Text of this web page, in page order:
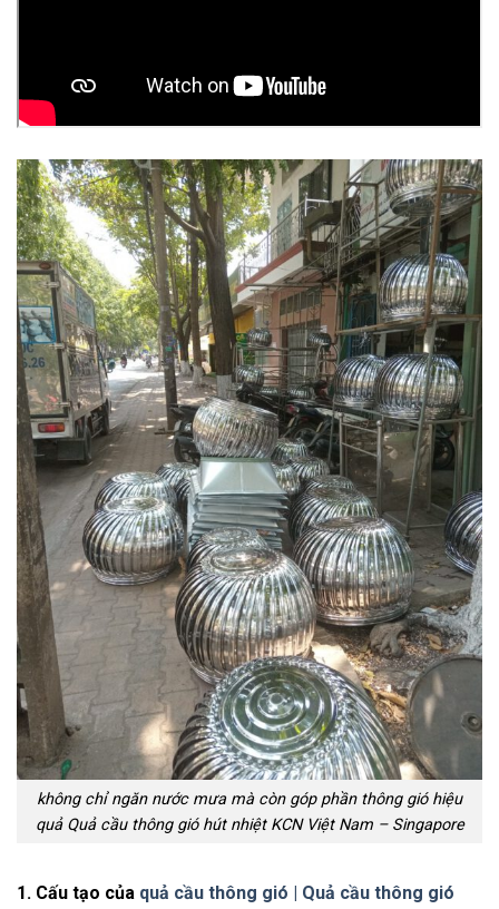
không chỉ ngăn nước mưa mà còn góp phần thông gió hiệu
quả Quả cầu thông gió hút nhiệt KCN Việt Nam – Singapore
1. Cấu tạo của quả cầu thông gió | Quả cầu thông gió